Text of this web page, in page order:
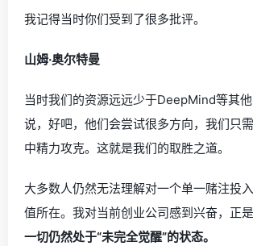
我记得当时你们受到了很多批评。
山姆·奥尔特曼
当时我们的资源远远少于DeepMind等其
说，好吧，他们会尝试很多方向，我们只
中精力攻克。这就是我们的取胜之道。
大多数人仍然无法理解对一个单一赌注投
值所在。我对当前创业公司感到兴奋，正
一切仍然处于“未完全觉醒”的状态。